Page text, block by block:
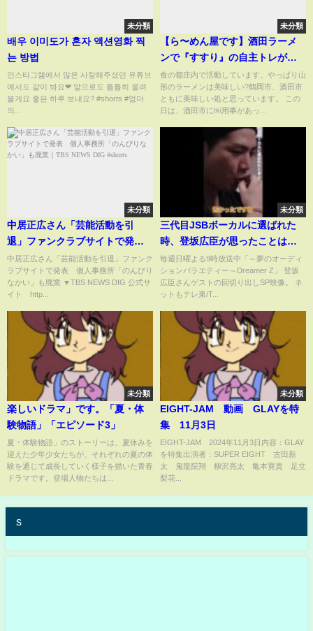
未分類
배우 이미도가 혼자 액션영화 찍
는 방법
인스타그램에서 많은 사랑해주셨던 유튜브
에서도 같이 봐요❤ 앞으로도 틈틈히 올려
볼게요 좋은 하루 보내요? #shorts #엄마
의...
未分類
【ら〜めん屋です】酒田ラーメ
ンで『すすり』の自主トレがこ
ちら
食の都庄内で活動しています。やっぱり山
形のラーメンは美味しい?鶴岡市、酒田市
ともに美味しい処と思っています。 この
日は、酒田市に￼用事があっ...
未分類
中居正広さん「芸能活動を引
退」ファンクラブサイトで発
表 個人事務所「のんびりなか
い」も廃業｜TBS NEWS DIG
#shorts
中居正広さん「芸能活動を引退」ファンク
ラブサイトで発表 個人事務所「のんびり
なかい」も廃業 ▼TBS NEWS DIG 公式サ
イト http...
未分類
三代目JSBボーカルに選ばれた
時、登坂広臣が思ったことは…#
ドリーマーZ #Shorts
毎週日曜よる9時放送中「～夢のオーディ
ションバラエティー～Dreamer Z」 登坂
広臣さんゲストの回切り出しSP映像。 ネ
ットもテレ東/T...
未分類
楽しいドラマ」です。「夏・体
験物語」「エピソード3」
夏・体験物語」のストーリーは、夏休みを
迎えた少年少女たちが、それぞれの夏の体
験を通じて成長していく様子を描いた青春
ドラマです。登場人物たちは...
未分類
EIGHT-JAM 動画 GLAYを特
集 11月3日
EIGHT-JAM 2024年11月3日内容：GLAY
を特集出演者：SUPER EIGHT 古田新
太 鬼龍院翔 柳沢亮太 亀本寛貴 足立
梨花...
s